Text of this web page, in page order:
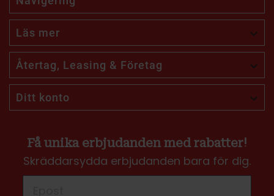
Läs mer 
Återtag, Leasing & Företag 
Ditt konto 
Få unika erbjudanden med rabatter!
Skräddarsydda erbjudanden bara för dig.